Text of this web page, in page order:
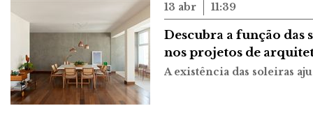
13 abr 11:39
Descubra a função das
nos projetos de
A existência das soleiras